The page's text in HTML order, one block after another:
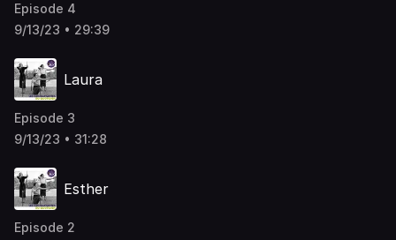
Episode 4
9/13/23 • 29:39
Laura
Episode 3
9/13/23 • 31:28
Esther
Episode 2